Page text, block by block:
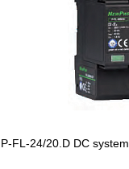
P-FL-24/20.D DC system